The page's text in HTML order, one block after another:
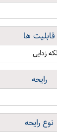
قابلیت ها
زدایی
رایحه
نوع رایحه